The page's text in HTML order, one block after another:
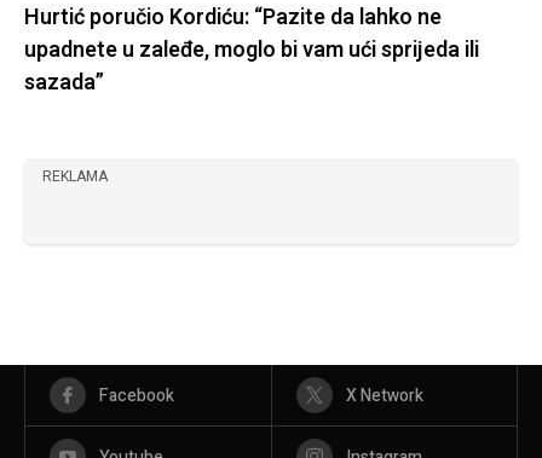
Hurtić poručio Kordiću: “Pazite da lahko ne
upadnete u zaleđe, moglo bi vam ući sprijeda ili
sazada”
REKLAMA
Facebook X Network